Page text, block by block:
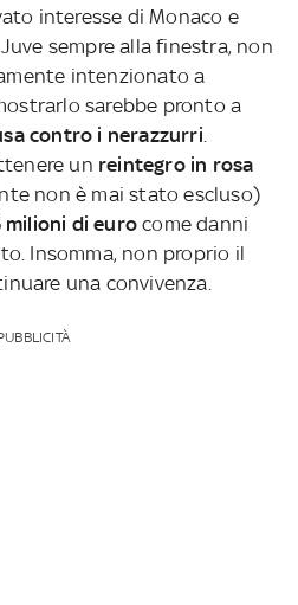
interesse di Monaco e
sempre alla finestra, non
intenzionato a
sarebbe pronto a
contro i nerazzurri
un reintegro in rosa
non è mai stato escluso)
milioni di eurocome danni
Insomma, non proprio il
una convivenza.